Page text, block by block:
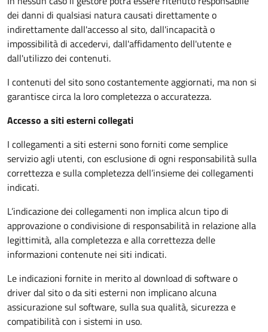
dei danni di qualsiasi natura causati direttamente o
indirettamente dall'accesso al sito, dall'incapacità o
impossibilità di accedervi, dall'affidamento dell'utente e
dall'utilizzo dei contenuti.
I contenuti del sito sono costantemente aggiornati, ma non si
garantisce circa la loro completezza o accuratezza.
Accesso a siti esterni collegati
I collegamenti a siti esterni sono forniti come semplice
servizio agli utenti, con esclusione di ogni responsabilità sulla
correttezza e sulla completezza dell’insieme dei collegamenti
indicati.
L’indicazione dei collegamenti non implica alcun tipo di
approvazione o condivisione di responsabilità in relazione alla
legittimità, alla completezza e alla correttezza delle
informazioni contenute nei siti indicati.
Le indicazioni fornite in merito al download di software o
driver dal sito o da siti esterni non implicano alcuna
assicurazione sul software, sulla sua qualità, sicurezza e
compatibilità con i sistemi in uso.